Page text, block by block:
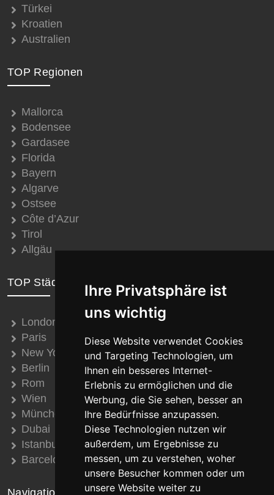
Ihre Privatsphäre ist
uns wichtig
Diese Website verwendet Cookies
und Targeting Technologien, um
Ihnen ein besseres Internet-
Erlebnis zu ermöglichen und die
Werbung, die Sie sehen, besser an
Ihre Bedürfnisse anzupassen.
Diese Technologien nutzen wir
außerdem, um Ergebnisse zu
messen, um zu verstehen, woher
unsere Besucher kommen oder um
unsere Website weiter zu
Türkei
Kroatien
Australien
TOP Regionen
Mallorca
Bodensee
Gardasee
Florida
Bayern
Algarve
Ostsee
Côte d’Azur
Tirol
Allgäu
TOP Städte
London
Paris
New York
Berlin
Rom
Wien
München
Dubai
Istanbul
Barcelona
Navigation